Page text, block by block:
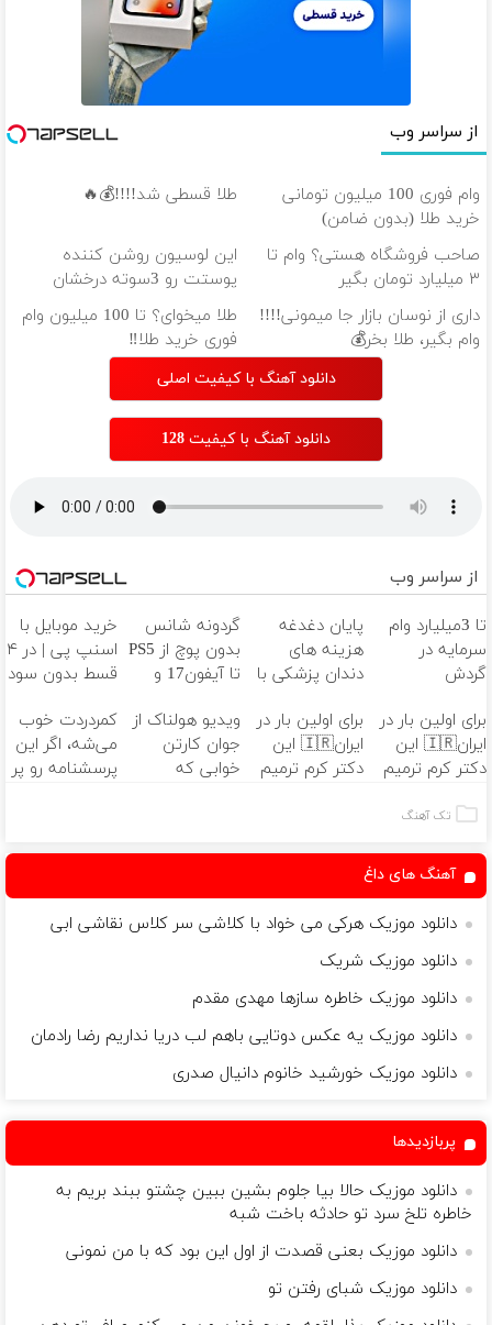
از سراسر وب
وام فوری 100 میلیون تومانی
خرید طلا (بدون ضامن)
طلا قسطی شد!!!!💰🔥
صاحب فروشگاه هستی؟ وام تا
۳ میلیارد تومان بگیر
این لوسیون روشن کننده
پوستت رو 3سوته درخشان
میکنه50%تخفیف
داری از نوسان بازار جا میمونی!!!!
وام بگیر، طلا بخر💰
طلا میخوای؟ تا 100 میلیون وام
فوری خرید طلا‼️
دانلود آهنگ با کیفیت اصلی
دانلود آهنگ با کیفیت 128
از سراسر وب
تا 3میلیارد وام
سرمایه در
گردش
فروشگاهت رو
ثبت کن
پایان دغدغه
هزینه های
دندان پزشکی با
کننده خانگی
گردونه شانس
بدون پوچ از PS5
تا آیفون17 و
خرید موبایل با
اسنپ پی | در ۴
قسط بدون سود
برای اولین بار در
ایران🇮🇷 این
دکتر کرم ترمیم
ساخت!
برای اولین بار در
ایران🇮🇷 این
دکتر کرم ترمیم
ویدیو هولناک از
جوان کارتن
خوابی که
کمردردت خوب
می‌شه، اگر این
پرسشنامه رو پر
تک آهنگ
آهنگ های داغ
دانلود موزیک هرکی می خواد با کلاشی سر کلاس نقاشی ابی
دانلود موزیک شریک
دانلود موزیک خاطره سازها مهدی مقدم
دانلود موزیک یه عکس دوتایی باهم لب دریا نداریم رضا رادمان
دانلود موزیک خورشید خانوم دانیال صدری
پربازدیدها
دانلود موزیک حالا بیا جلوم بشین ببین چشتو ببند بریم به
خاطره تلخ سرد تو حادثه باخت شبه
دانلود موزیک بعنی قصدت از اول این بود که با من نمونی
دانلود موزیک شبای رفتن تو